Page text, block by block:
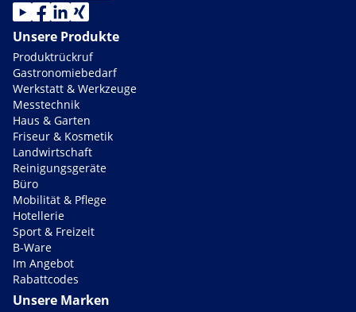
Unsere Produkte
Produktrückruf
Gastronomiebedarf
Werkstatt & Werkzeuge
Messtechnik
Haus & Garten
Friseur & Kosmetik
Landwirtschaft
Reinigungsgeräte
Büro
Mobilität & Pflege
Hotellerie
Sport & Freizeit
B-Ware
Im Angebot
Rabattcodes
Unsere Marken